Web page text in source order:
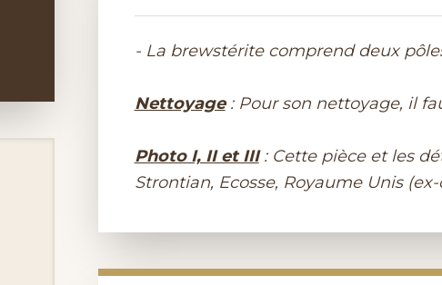
- La brewstérite comprend deux
Nettoyage: Pour son nettoyage, il
Photo I, II et III: Cette pièce et les
Strontian, Ecosse, Royaume Unis